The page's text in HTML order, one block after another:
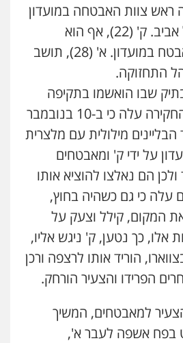
שרון
צבאי מעצרים וחקירות
קריטי
כלכלי אלימות סמים מעצרים
לביא
גישור
ארבל
היה ראש צוות האבטחה במועדון
ברחוב קרליבך בתל אביב. ק' (22), אף הוא
מאשדוד, עבדו כמאבטח במועדון. א' (28), תושב
התחזוקה.
שבו הואשמו בתקיפה
חמורה של בליין. מהחקירה עלה כי ב-10 בנובמבר
הבליינים מילולית עם מלצרית
על ידי ק' ומאבטחים
הם נאלצו להוציא אותו
עלה כי גם כשהיה בחוץ,
את המקום, קילל וצעק על
אלו, כך נטען, ק' ניגש אליו,
הוריד אותו לרצפה ורכן
הפרידו והצעיר הורחק.
למאבטחים, המשיך
בפח אשפה לעבר א',